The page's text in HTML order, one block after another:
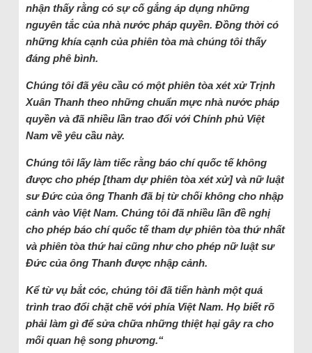
nhận thấy rằng có sự cố gắng áp dụng những
nguyên tắc của nhà nước pháp quyền. Đồng thời có
những khía cạnh của phiên tòa mà chúng tôi thấy
đáng phê bình.
Chúng tôi đã yêu cầu có một phiên tòa xét xử Trịnh
Xuân Thanh theo những chuẩn mực nhà nước pháp
quyền và đã nhiều lần trao đổi với Chính phủ Việt
Nam về yêu cầu này.
Chúng tôi lấy làm tiếc rằng báo chí quốc tế không
được cho phép [tham dự phiên tòa xét xử] và nữ luật
sư Đức của ông Thanh đã bị từ chối không cho nhập
cảnh vào Việt Nam. Chúng tôi đã nhiều lần đề nghị
cho phép báo chí quốc tế tham dự phiên tòa thứ nhất
và phiên tòa thứ hai cũng như cho phép nữ luật sư
Đức của ông Thanh được nhập cảnh.
Kể từ vụ bắt cóc, chúng tôi đã tiến hành một quá
trình trao đổi chặt chẽ với phía Việt Nam. Họ biết rõ
phải làm gì để sửa chữa những thiệt hại gây ra cho
mối quan hệ song phương.“